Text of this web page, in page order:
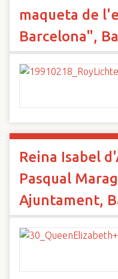
maqueta de
Barcelona",
Reina Isabel
Pasqual
Ajuntament,